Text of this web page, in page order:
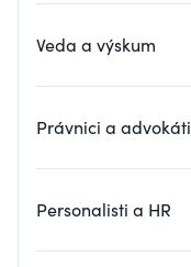
Veda a výskum
Právnici a advokáti
Personalisti a HR